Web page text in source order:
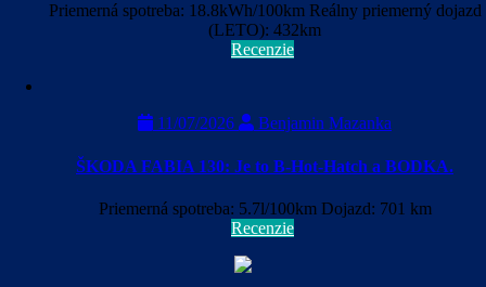
Priemerná spotreba: 18.8kWh/100km Reálny priemerný dojazd
(LETO): 432km
Recenzie
11/07/2026 Benjamin Mazanka
ŠKODA FABIA 130: Je to B-Hot-Hatch a BODKA.
Priemerná spotreba: 5.7l/100km Dojazd: 701 km
Recenzie